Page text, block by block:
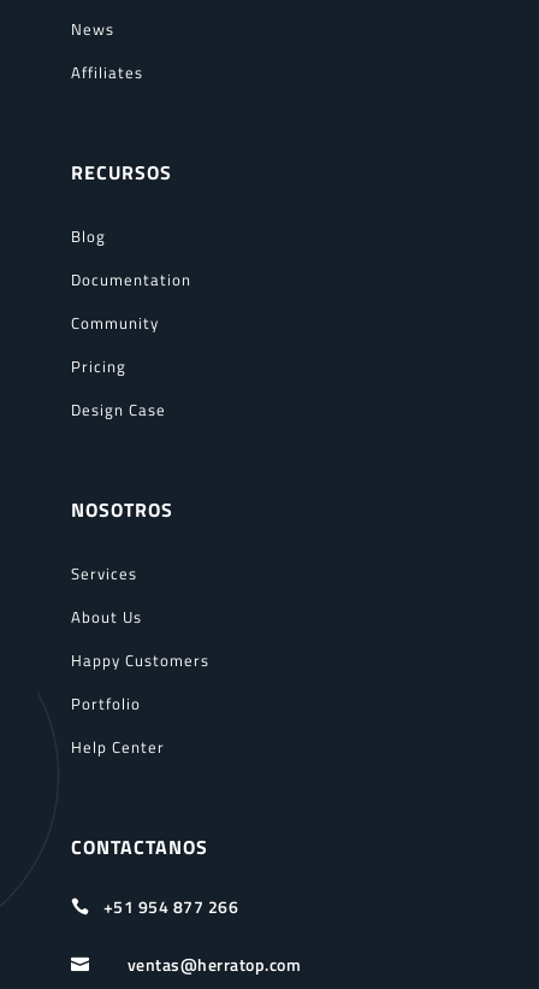
News
Affiliates
RECURSOS
Blog
Documentation
Community
Pricing
Design Case
NOSOTROS
Services
About Us
Happy Customers
Portfolio
Help Center
CONTACTANOS
 +51 954 877 266
 ventas@herratop.com